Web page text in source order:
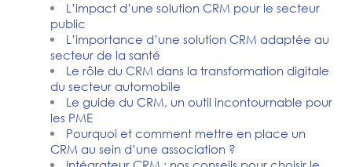
L’impact d’une solution CRM pour le secteur
public
L’importance d’une solution CRM adaptée au
secteur de la santé
Le rôle du CRM dans la transformation digitale
du secteur automobile
Le guide du CRM, un outil incontournable pour
les PME
Pourquoi et comment mettre en place un
CRM au sein d’une association ?